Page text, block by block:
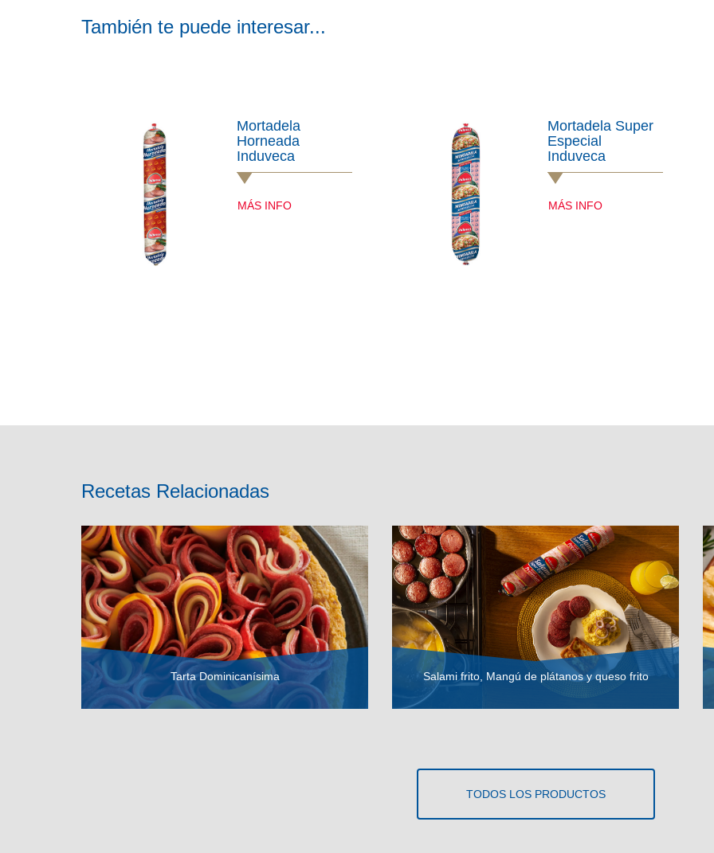
También te puede interesar...
Mortadela
Horneada
Induveca
MÁS INFO
Mortadela Super
Especial
Induveca
MÁS INFO
Recetas Relacionadas
Tarta Dominicanísima Salami frito, Mangú de plátanos y queso frito
TODOS LOS PRODUCTOS